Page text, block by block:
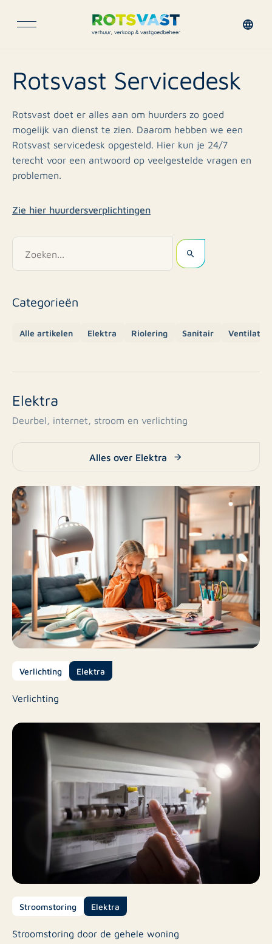
Rotsvast Servicedesk
Rotsvast doet er alles aan om huurders zo goed
mogelijk van dienst te zien. Daarom hebben we een
Rotsvast servicedesk opgesteld. Hier kun je 24/7
terecht voor een antwoord op veelgestelde vragen en
problemen.
Zie hier huurdersverplichtingen
Categorieën
Alle artikelen Elektra Riolering Sanitair Ventilatie
Elektra
Deurbel, internet, stroom en verlichting
Alles over Elektra
Verlichting Elektra
Verlichting
Stroomstoring Elektra
Stroomstoring door de gehele woning